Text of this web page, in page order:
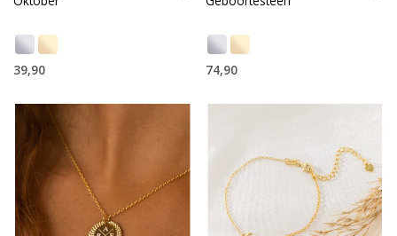
39,90 74,90